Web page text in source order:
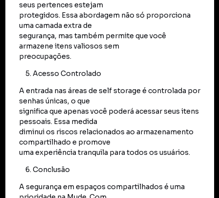
seus pertences estejam
protegidos. Essa abordagem não só proporciona
uma camada extra de
segurança, mas também permite que você
armazene itens valiosos sem
preocupações.
Acesso Controlado
A entrada nas áreas de self storage é controlada por
senhas únicas, o que
significa que apenas você poderá acessar seus itens
pessoais. Essa medida
diminui os riscos relacionados ao armazenamento
compartilhado e promove
uma experiência tranquila para todos os usuários.
Conclusão
A segurança em espaços compartilhados é uma